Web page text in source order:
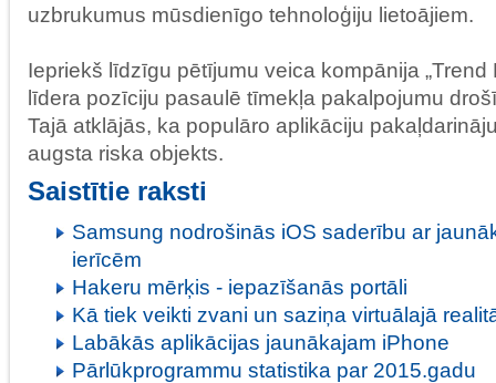
uzbrukumus mūsdienīgo tehnoloģiju lietoājiem.
Iepriekš līdzīgu pētījumu veica kompānija „Trend
līdera pozīciju pasaulē tīmekļa pakalpojumu
Tajā atklājās, ka populāro aplikāciju
augsta riska objekts.
Saistītie raksti
Samsung nodrošinās iOS saderību ar
ierīcēm
Hakeru mērķis - iepazīšanās portāli
Kā tiek veikti zvani un saziņa virtuālajā
Labākās aplikācijas jaunākajam iPhone
Pārlūkprogrammu statistika par 2015.gadu